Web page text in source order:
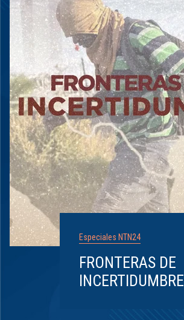
Especiales NTN24
FRONTERAS DE
INCERTIDUMBRE